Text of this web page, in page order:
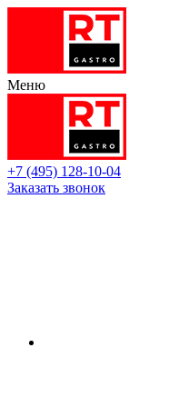
Меню
+7 (495) 128-10-04
Заказать звонок